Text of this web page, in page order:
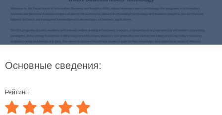
Основные сведения:
Рейтинг: